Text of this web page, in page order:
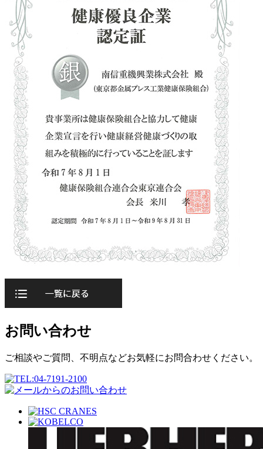
お問い合わせ
ご相談やご質問、不明点などお気軽にお問合わせください。